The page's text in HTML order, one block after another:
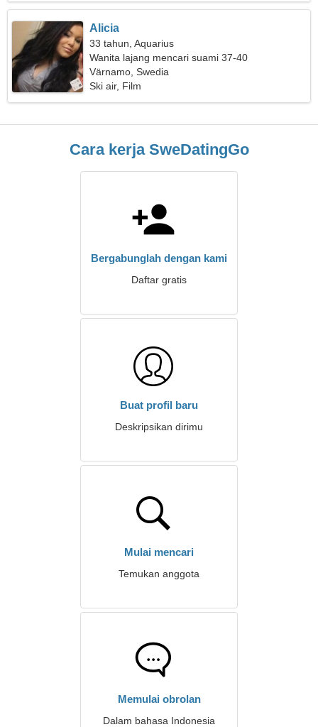
Alicia
33 tahun, Aquarius
Wanita lajang mencari suami 37-40
Värnamo, Swedia
Ski air, Film
Cara kerja SweDatingGo
Bergabunglah dengan kami
Daftar gratis
Buat profil baru
Deskripsikan dirimu
Mulai mencari
Temukan anggota
Memulai obrolan
Dalam bahasa Indonesia